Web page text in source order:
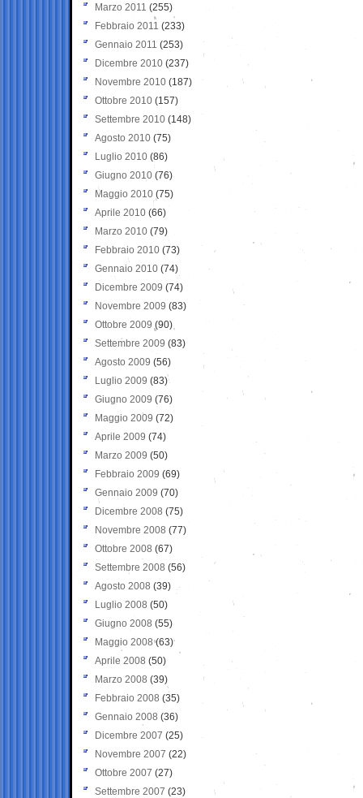
Marzo 2011 (255)
Febbraio 2011 (233)
Gennaio 2011 (253)
Dicembre 2010 (237)
Novembre 2010 (187)
Ottobre 2010 (157)
Settembre 2010 (148)
Agosto 2010 (75)
Luglio 2010 (86)
Giugno 2010 (76)
Maggio 2010 (75)
Aprile 2010 (66)
Marzo 2010 (79)
Febbraio 2010 (73)
Gennaio 2010 (74)
Dicembre 2009 (74)
Novembre 2009 (83)
Ottobre 2009 (90)
Settembre 2009 (83)
Agosto 2009 (56)
Luglio 2009 (83)
Giugno 2009 (76)
Maggio 2009 (72)
Aprile 2009 (74)
Marzo 2009 (50)
Febbraio 2009 (69)
Gennaio 2009 (70)
Dicembre 2008 (75)
Novembre 2008 (77)
Ottobre 2008 (67)
Settembre 2008 (56)
Agosto 2008 (39)
Luglio 2008 (50)
Giugno 2008 (55)
Maggio 2008(63)
Aprile 2008 (50)
Marzo 2008 (39)
Febbraio 2008 (35)
Gennaio 2008 (36)
Dicembre 2007 (25)
Novembre 2007 (22)
Ottobre 2007 (27)
Settembre 2007 (23)